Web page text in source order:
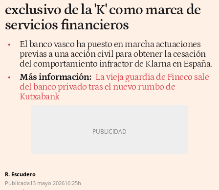
exclusivo de la 'K' como marca de
servicios financieros
El banco vasco ha puesto en marcha actuaciones
previas a una acción civil para obtener la cesación
del comportamiento infractor de Klarna en España.
Más información: La vieja guardia de Fineco sale
del banco privado tras el nuevo rumbo de
Kutxabank
R. Escudero
Publicada13 mayo 202616:25h